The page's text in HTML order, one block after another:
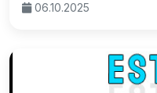
06.10.2025